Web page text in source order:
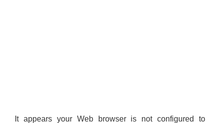
It appears your Web browser is not configured to